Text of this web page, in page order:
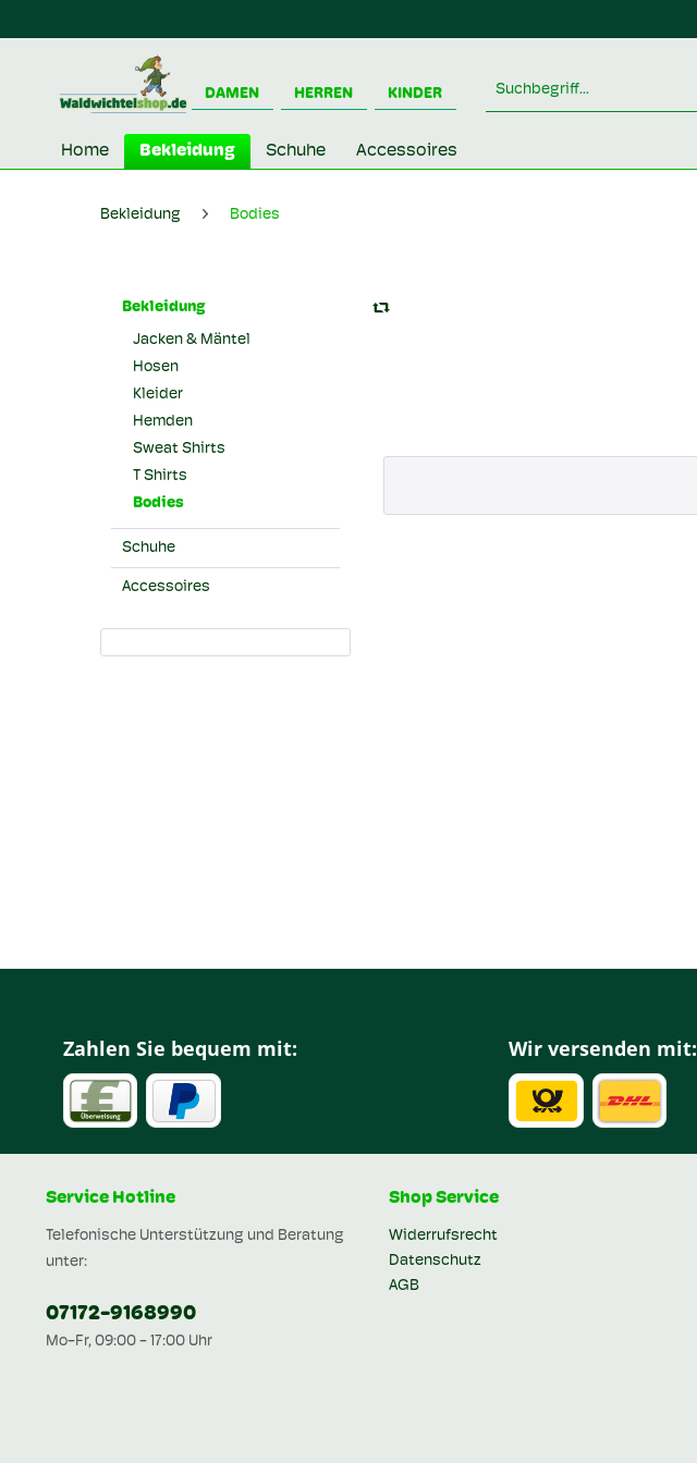
DAMEN HERREN KINDER
Home Bekleidung Schuhe Accessoires
Bekleidung Bodies
Bekleidung
Jacken & Mäntel
Hosen
Kleider
Hemden
Sweat Shirts
T Shirts
Bodies
Schuhe
Accessoires
Zahlen Sie bequem mit: Wir versenden mit:
Service Hotline
Telefonische Unterstützung und Beratung
unter:
07172-9168990
Mo-Fr, 09:00 - 17:00 Uhr
Shop Service
Widerrufsrecht
Datenschutz
AGB